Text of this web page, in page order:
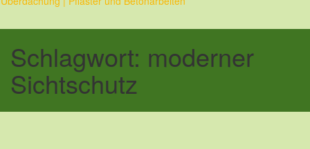
Schlagwort: moderner
Sichtschutz